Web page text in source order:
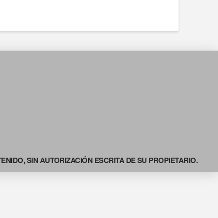
SIN AUTORIZACIÓN ESCRITA DE SU PROPIETARIO.